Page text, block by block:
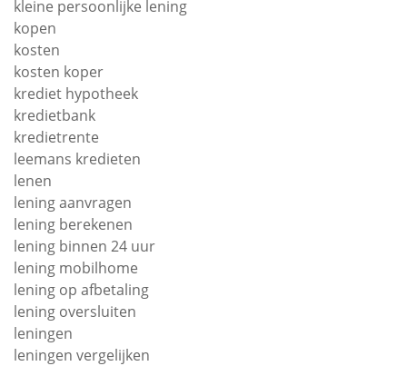
kleine persoonlijke lening
kopen
kosten
kosten koper
krediet hypotheek
kredietbank
kredietrente
leemans kredieten
lenen
lening aanvragen
lening berekenen
lening binnen 24 uur
lening mobilhome
lening op afbetaling
lening oversluiten
leningen
leningen vergelijken